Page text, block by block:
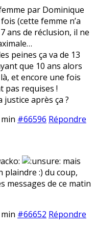
par Dominique
(cette femme n’a
ans de réclusion, il ne
peines ça va de 13
que 10 ans alors
et encore une fois
pas requises !
après ça ?
#66596 Répondre
mais
plaindre :) du coup,
messages de ce matin
#66652 Répondre